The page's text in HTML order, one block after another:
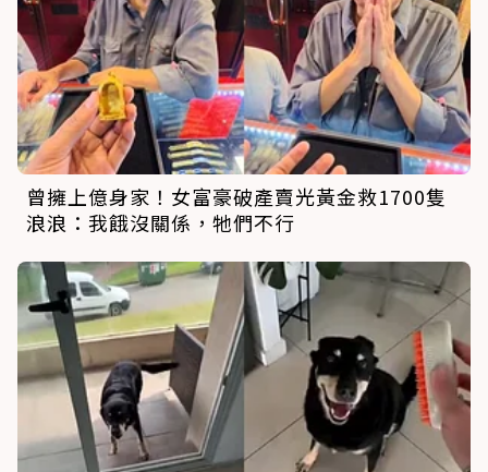
曾擁上億身家！女富豪破產賣光黃金救1700隻
浪浪：我餓沒關係，牠們不行